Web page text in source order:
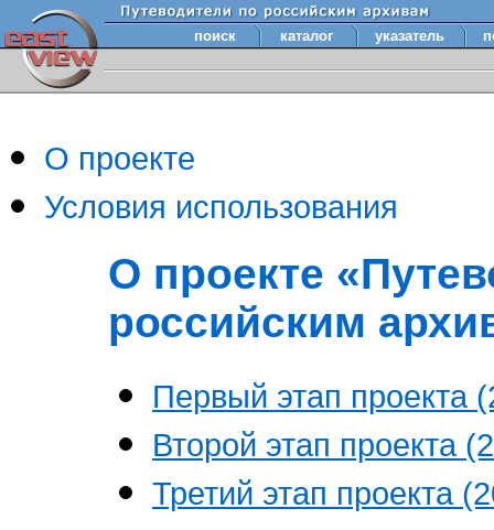
поиск каталог указатель
О проекте
Условия использования
О проекте
российским
Первый этап проекта
Второй этап проекта
Третий этап проекта